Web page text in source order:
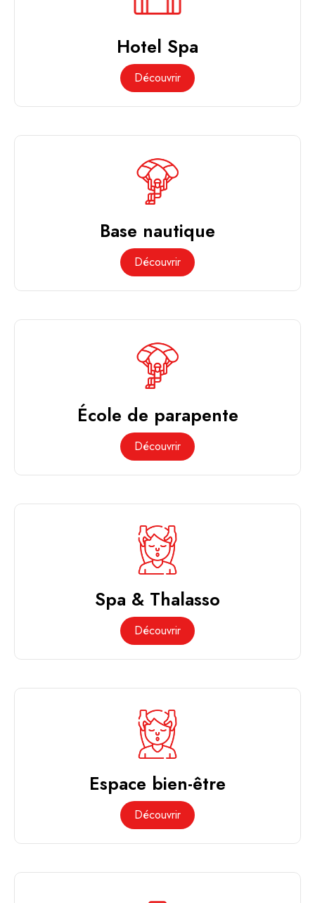
Hotel Spa
Découvrir
Base nautique
Découvrir
École de parapente
Découvrir
Spa & Thalasso
Découvrir
Espace bien-être
Découvrir